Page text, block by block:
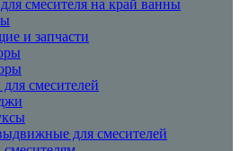
смесителя на край ванны
и запчасти
смесителей
для смесителей